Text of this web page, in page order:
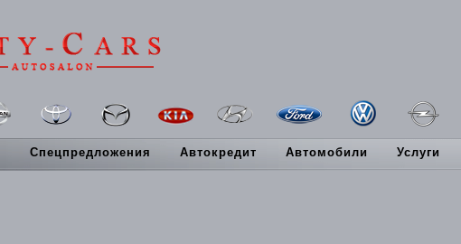
Спецпредложения Автокредит Автомобили Услуги